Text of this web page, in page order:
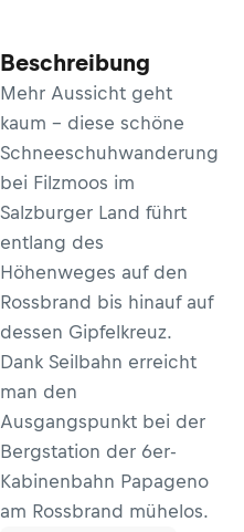
Beschreibung
Mehr Aussicht geht
kaum - diese schöne
Schneeschuhwanderung
bei Filzmoos im
Salzburger Land führt
entlang des
Höhenweges auf den
Rossbrand bis hinauf auf
dessen Gipfelkreuz.
Dank Seilbahn erreicht
man den
Ausgangspunkt bei der
Bergstation der 6er-
Kabinenbahn Papageno
am Rossbrand mühelos.